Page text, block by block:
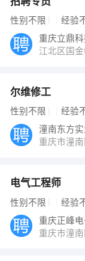
性别不限 经验
重庆立鼎
江北区国
尔维修工
性别不限 经验
潼南东方
重庆市潼
电气工程师
性别不限 经验
重庆正峰
重庆市潼